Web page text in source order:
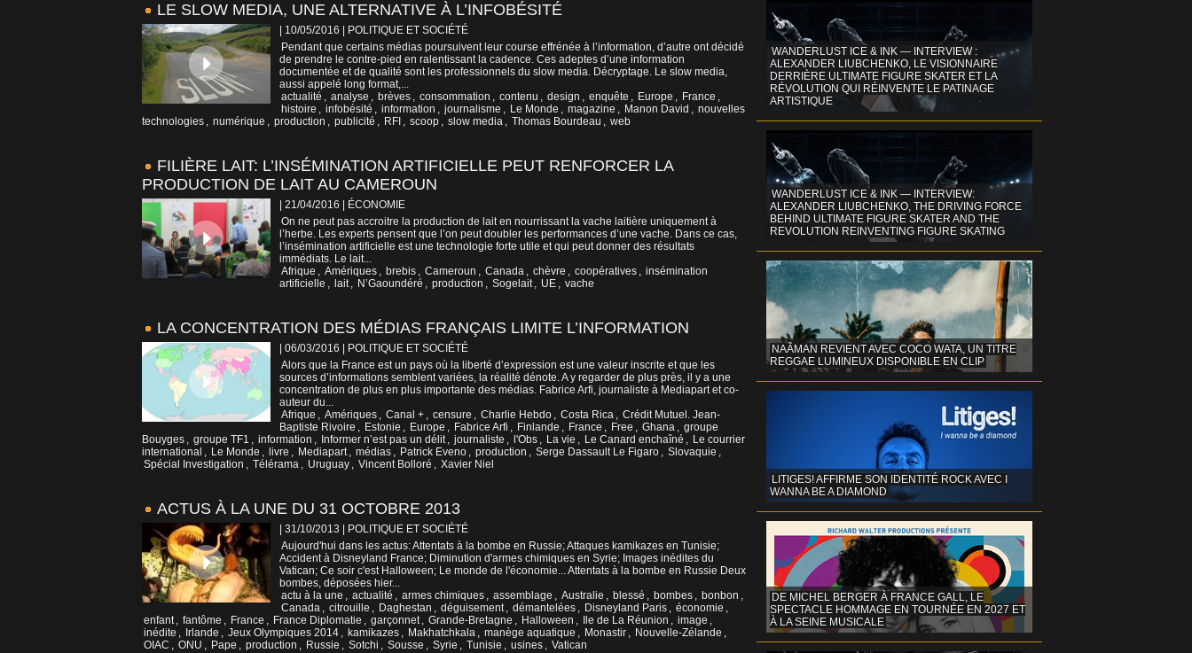
LE SLOW MEDIA, UNE ALTERNATIVE À L’INFOBÉSITÉ
| 10/05/2016
POLITIQUE ET SOCIÉTÉ
Pendant que certains médias poursuivent leur course effrénée à l’information, d’autre ont décidé
de prendre le contre-pied en ralentissant la cadence. Ces adeptes d’une information
documentée et de qualité sont les professionnels du slow media. Décryptage. Le slow media,
aussi appelé long format,...
actualité , analyse , brèves , consommation , contenu , design , enquête , Europe , France ,
histoire , infobésité , information , journalisme , Le Monde , magazine , Manon David , nouvelles
technologies , numérique , production , publicité , RFI , scoop , slow media , Thomas Bourdeau , web
FILIÈRE LAIT: L’INSÉMINATION ARTIFICIELLE PEUT RENFORCER LA
PRODUCTION DE LAIT AU CAMEROUN
| 21/04/2016
ÉCONOMIE
On ne peut pas accroitre la production de lait en nourrissant la vache laitière uniquement à
l’herbe. Les experts pensent que l’on peut doubler les performances d’une vache. Dans ce cas,
l’insémination artificielle est une technologie forte utile et qui peut donner des résultats
immédiats. Le lait...
Afrique , Amériques , brebis , Cameroun , Canada , chèvre , coopératives , insémination
artificielle , lait , N’Gaoundéré , production , Sogelait , UE , vache
LA CONCENTRATION DES MÉDIAS FRANÇAIS LIMITE L’INFORMATION
| 06/03/2016
POLITIQUE ET SOCIÉTÉ
Alors que la France est un pays où la liberté d’expression est une valeur inscrite et que les
sources d’informations semblent variées, la réalité dénote. A y regarder de plus près, il y a une
concentration de plus en plus importante des médias. Fabrice Arfi, journaliste à Mediapart et co-
auteur du...
Afrique , Amériques , Canal + , censure , Charlie Hebdo , Costa Rica , Crédit Mutuel. Jean-
Baptiste Rivoire , Estonie , Europe , Fabrice Arfi , Finlande , France , Free , Ghana , groupe
Bouyges , groupe TF1 , information , Informer n’est pas un délit , journaliste , l'Obs , La vie , Le Canard enchaîné , Le courrier
international , Le Monde , livre , Mediapart , médias , Patrick Eveno , production , Serge Dassault Le Figaro , Slovaquie ,
Spécial Investigation , Télérama , Uruguay , Vincent Bolloré , Xavier Niel
ACTUS À LA UNE DU 31 OCTOBRE 2013
| 31/10/2013
POLITIQUE ET SOCIÉTÉ
Aujourd'hui dans les actus: Attentats à la bombe en Russie; Attaques kamikazes en Tunisie;
Accident à Disneyland France; Diminution d'armes chimiques en Syrie; Images inédites du
Vatican; Ce soir c'est Halloween; Le monde de l'économie... Attentats à la bombe en Russie Deux
bombes, déposées hier...
actu à la une , actualité , armes chimiques , assemblage , Australie , blessé , bombes , bonbon ,
Canada , citrouille , Daghestan , déguisement , démantelées , Disneyland Paris , économie ,
enfant , fantôme , France , France Diplomatie , garçonnet , Grande-Bretagne , Halloween , Ile de La Réunion , image ,
inédite , Irlande , Jeux Olympiques 2014 , kamikazes , Makhatchkala , manège aquatique , Monastir , Nouvelle-Zélande ,
OIAC , ONU , Pape , production , Russie , Sotchi , Sousse , Syrie , Tunisie , usines , Vatican
WANDERLUST ICE & INK — INTERVIEW :
ALEXANDER LIUBCHENKO, LE VISIONNAIRE
DERRIÈRE ULTIMATE FIGURE SKATER ET LA
RÉVOLUTION QUI RÉINVENTE LE PATINAGE
ARTISTIQUE
WANDERLUST ICE & INK — INTERVIEW:
ALEXANDER LIUBCHENKO, THE DRIVING FORCE
BEHIND ULTIMATE FIGURE SKATER AND THE
REVOLUTION REINVENTING FIGURE SKATING
NAÂMAN REVIENT AVEC COCO WATA, UN TITRE
REGGAE LUMINEUX DISPONIBLE EN CLIP
LITIGES! AFFIRME SON IDENTITÉ ROCK AVEC I
WANNA BE A DIAMOND
DE MICHEL BERGER À FRANCE GALL, LE
SPECTACLE HOMMAGE EN TOURNÉE EN 2027 ET
À LA SEINE MUSICALE